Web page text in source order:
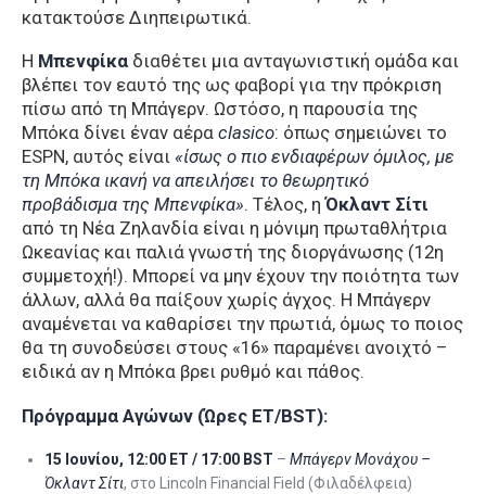
κατακτούσε Διηπειρωτικά.
Η Μπενφίκα διαθέτει μια ανταγωνιστική ομάδα και
βλέπει τον εαυτό της ως φαβορί για την πρόκριση
πίσω από τη Μπάγερν. Ωστόσο, η παρουσία της
Μπόκα δίνει έναν αέρα clasico: όπως σημειώνει το
ESPN, αυτός είναι «ίσως ο πιο ενδιαφέρων όμιλος, με
τη Μπόκα ικανή να απειλήσει το θεωρητικό
προβάδισμα της Μπενφίκα». Τέλος, ηΌκλαντ Σίτι
από τη Νέα Ζηλανδία είναι η μόνιμη πρωταθλήτρια
Ωκεανίας και παλιά γνωστή της διοργάνωσης (12η
συμμετοχή!). Μπορεί να μην έχουν την ποιότητα των
άλλων, αλλά θα παίξουν χωρίς άγχος. Η Μπάγερν
αναμένεται να καθαρίσει την πρωτιά, όμως το ποιος
θα τη συνοδεύσει στους «16» παραμένει ανοιχτό –
ειδικά αν η Μπόκα βρει ρυθμό και πάθος.
Πρόγραμμα Αγώνων (Ώρες ET/BST):
15 Ιουνίου, 12:00 ET / 17:00 BST – Μπάγερν Μονάχου –
Όκλαντ Σίτι, στο Lincoln Financial Field (Φιλαδέλφεια)